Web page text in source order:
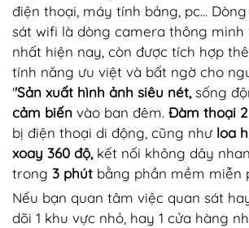
điện thoại, máy tính bảng, pc...
sát wifi là dòng camera thông minh
nhất hiện nay, còn được tích hợp
tính năng ưu việt và bất ngờ cho
''Sản xuất hình ảnh siêu nét, sống
cảm biến vào ban đêm. Đàm thoại
bị điện thoại di động, cũng như loa
xoay 360 độ, kết nối không dây
trong 3 phút bằng phần mềm miễn
Nếu bạn quan tâm việc quan sát
dõi 1 khu vực nhỏ, hay 1 cửa hàng